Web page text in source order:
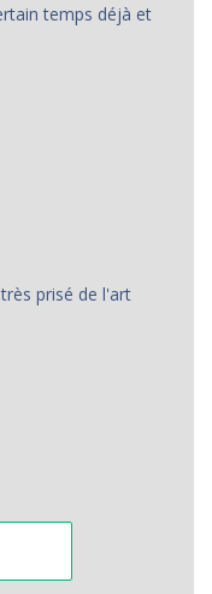
temps déjà et
prisé de l'art